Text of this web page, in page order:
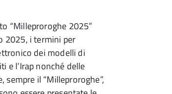
“Milleproroghe 2025”
2025, i termini per
dei modelli di
e l’Irap nonché delle
il “Milleproroghe”,